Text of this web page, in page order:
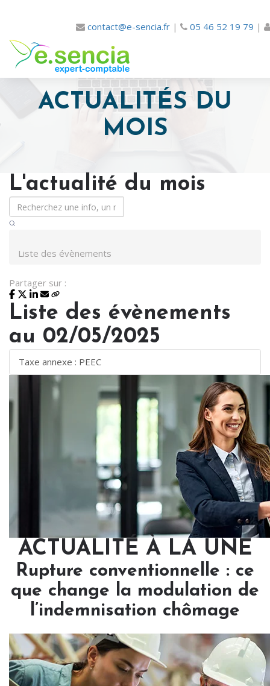
contact@e-sencia.fr | 05 46 52 19 79 |
ACTUALITÉS DU
MOIS
L'actualité du mois
Liste des évènements
Partager sur :
Liste des évènements
au 02/05/2025
Taxe annexe : PEEC
ACTUALITÉ À LA UNE
Rupture conventionnelle : ce
que change la modulation de
l’indemnisation chômage